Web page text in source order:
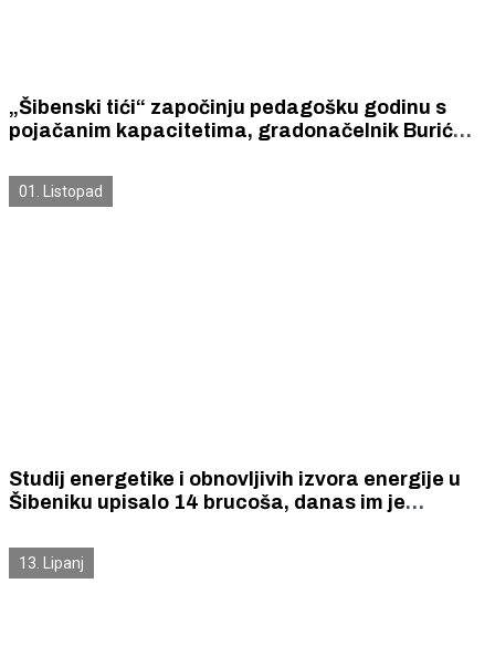
„Šibenski tići“ započinju pedagošku godinu s
pojačanim kapacitetima, gradonačelnik Burić
01. Listopad
Studij energetike i obnovljivih izvora energije u
Šibeniku upisalo 14 brucoša, danas im je
13. Lipanj